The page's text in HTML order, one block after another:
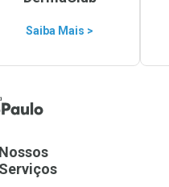
Saiba Mais >
Nossos
Serviços